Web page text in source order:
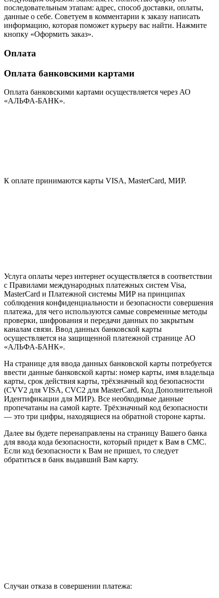
последовательным этапам: адрес, способ доставки, оплаты,
данные о себе. Советуем в комментарии к заказу написать
информацию, которая поможет курьеру вас найти. Нажмите
кнопку «Оформить заказ».
Оплата
Оплата банковскими картами
Оплата банковскими картами осуществляется через АО
«АЛЬФА-БАНК».
К оплате принимаются карты VISA, MasterCard, МИР.
Услуга оплаты через интернет осуществляется в соответствии
с Правилами международных платежных систем Visa,
MasterCard и Платежной системы МИР на принципах
соблюдения конфиденциальности и безопасности совершения
платежа, для чего используются самые современные методы
проверки, шифрования и передачи данных по закрытым
каналам связи. Ввод данных банковской карты
осуществляется на защищенной платежной странице АО
«АЛЬФА-БАНК».
На странице для ввода данных банковской карты потребуется
ввести данные банковской карты: номер карты, имя владельца
карты, срок действия карты, трёхзначный код безопасности
(CVV2 для VISA, CVC2 для MasterCard, Код Дополнительной
Идентификации для МИР). Все необходимые данные
пропечатаны на самой карте. Трёхзначный код безопасности
— это три цифры, находящиеся на обратной стороне карты.
Далее вы будете перенаправлены на страницу Вашего банка
для ввода кода безопасности, который придет к Вам в СМС.
Если код безопасности к Вам не пришел, то следует
обратиться в банк выдавший Вам карту.
Случаи отказа в совершении платежа: